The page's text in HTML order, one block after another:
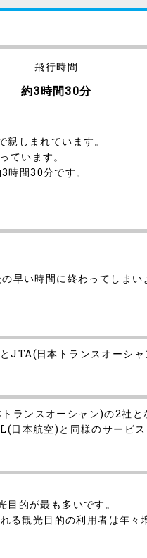
飛行時間
約3時間30分
しまれています。
ています。
間30分です。
早い時間に終わってしまい
JTA(日本トランスオーシ
ランスオーシャン)の2社と
本航空)と同様のサービ
的が最も多いです。
観光目的の利用者は年